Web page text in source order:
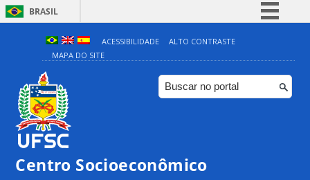
BRASIL
Simplifique!
Comunica BR
Participe
ACESSIBILIDADE
ALTO CONTRASTE
MAPA DO SITE
Centro Socioeconômico